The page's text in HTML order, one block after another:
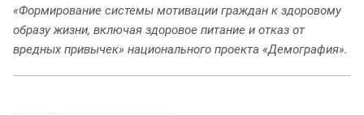
«Формирование системы мотивации граждан к здоровому
образу жизни, включая здоровое питание и отказ от
вредных привычек» национального проекта «Демография».